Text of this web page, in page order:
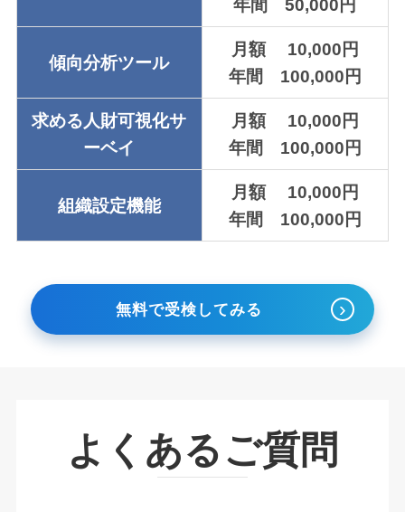
年間 50,000円
傾向分析ツール
月額 10,000円
年間 100,000円
求める人財可視化サ
ーベイ
月額 10,000円
年間 100,000円
組織設定機能
月額 10,000円
年間 100,000円
無料で受検してみる ›
よくあるご質問